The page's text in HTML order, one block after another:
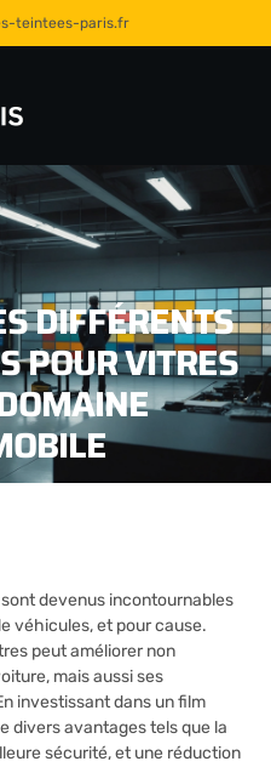
teintees-paris.fr
DIFFÉRENTS
POUR VITRES
devenus incontournables
véhicules, et pour cause.
peut améliorer non
mais aussi ses
investissant dans un film
divers avantages tels que la
sécurité, et une réduction